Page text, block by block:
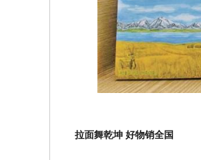
拉面舞乾坤 好物销全国